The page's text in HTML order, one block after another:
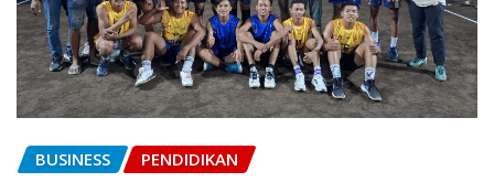
BUSINESS PENDIDIKAN